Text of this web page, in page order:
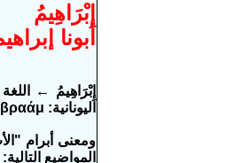
إِبْرَاهِيمُ
أبونا
اليونانية: Aβραάμ - ا
المواضيع التالية: